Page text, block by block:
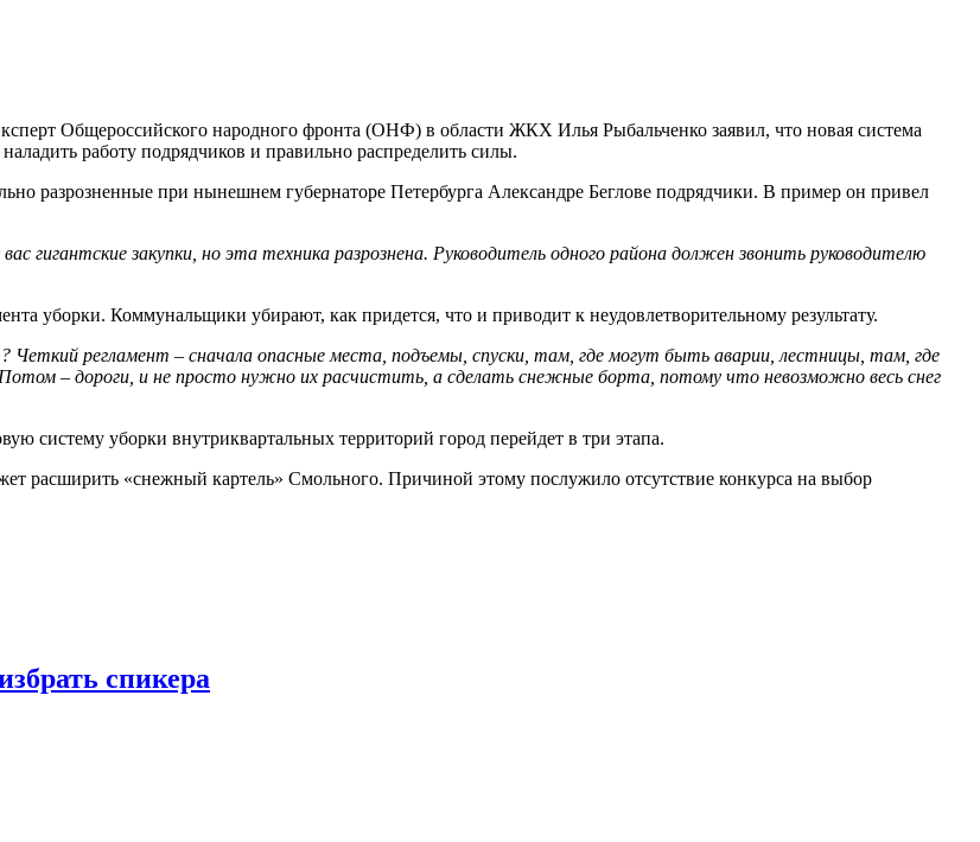
Общероссийского народного фронта (ОНФ) в области ЖКХ Илья Рыбальченко заявил, что новая система
работу подрядчиков и правильно распределить силы.
разрозненные при нынешнем губернаторе Петербурга Александре Беглове подрядчики. В пример он привел
гигантские закупки, но эта техника разрознена. Руководитель одного района должен звонить руководителю
уборки. Коммунальщики убирают, как придется, что и приводит к неудовлетворительному результату.
Четкий регламент – сначала опасные места, подъемы, спуски, там, где могут быть аварии, лестницы, там, где
– дороги, и не просто нужно их расчистить, а сделать снежные борта, потому что невозможно весь снег
систему уборки внутриквартальных территорий город перейдет в три этапа.
расширить «снежный картель» Смольного. Причиной этому послужило отсутствие конкурса на выбор
спикера